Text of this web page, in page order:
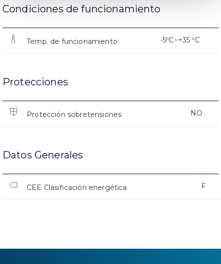
Condiciones de funcionamiento
Temp. de funcionamiento -5ºC~+35 ºC
Protecciones
Protección sobretensiones NO
Datos Generales
CEE Clasificación energética F